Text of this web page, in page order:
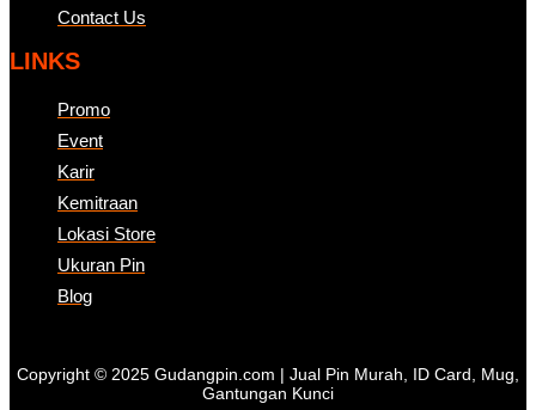
Contact Us
LINKS
Promo
Event
Karir
Kemitraan
Lokasi Store
Ukuran Pin
Blog
Copyright © 2025 Gudangpin.com | Jual Pin Murah, ID Card, Mug,
Gantungan Kunci